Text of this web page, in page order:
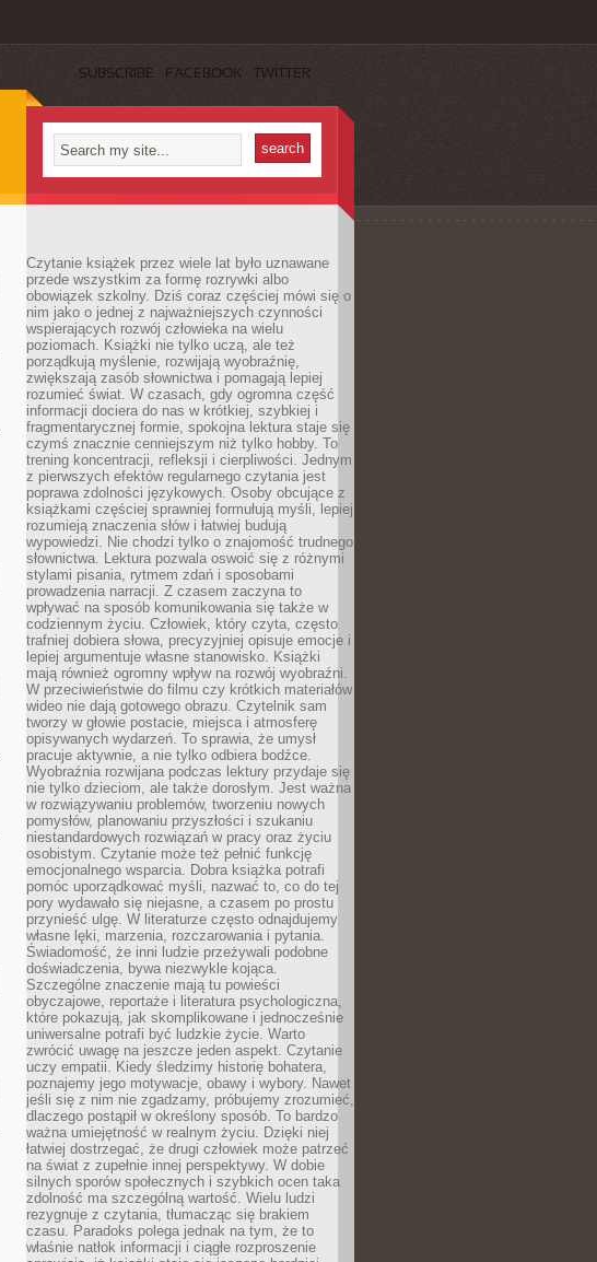
SUBSCRIBE FACEBOOK TWITTER
Czytanie książek przez wiele lat było uznawane
przede wszystkim za formę rozrywki albo
obowiązek szkolny. Dziś coraz częściej mówi się o
nim jako o jednej z najważniejszych czynności
wspierających rozwój człowieka na wielu
poziomach. Książki nie tylko uczą, ale też
porządkują myślenie, rozwijają wyobraźnię,
zwiększają zasób słownictwa i pomagają lepiej
rozumieć świat. W czasach, gdy ogromna część
informacji dociera do nas w krótkiej, szybkiej i
fragmentarycznej formie, spokojna lektura staje się
czymś znacznie cenniejszym niż tylko hobby. To
trening koncentracji, refleksji i cierpliwości. Jednym
z pierwszych efektów regularnego czytania jest
poprawa zdolności językowych. Osoby obcujące z
książkami częściej sprawniej formułują myśli, lepiej
rozumieją znaczenia słów i łatwiej budują
wypowiedzi. Nie chodzi tylko o znajomość trudnego
słownictwa. Lektura pozwala oswoić się z różnymi
stylami pisania, rytmem zdań i sposobami
prowadzenia narracji. Z czasem zaczyna to
wpływać na sposób komunikowania się także w
codziennym życiu. Człowiek, który czyta, często
trafniej dobiera słowa, precyzyjniej opisuje emocje i
lepiej argumentuje własne stanowisko. Książki
mają również ogromny wpływ na rozwój wyobraźni.
W przeciwieństwie do filmu czy krótkich materiałów
wideo nie dają gotowego obrazu. Czytelnik sam
tworzy w głowie postacie, miejsca i atmosferę
opisywanych wydarzeń. To sprawia, że umysł
pracuje aktywnie, a nie tylko odbiera bodźce.
Wyobraźnia rozwijana podczas lektury przydaje się
nie tylko dzieciom, ale także dorosłym. Jest ważna
w rozwiązywaniu problemów, tworzeniu nowych
pomysłów, planowaniu przyszłości i szukaniu
niestandardowych rozwiązań w pracy oraz życiu
osobistym. Czytanie może też pełnić funkcję
emocjonalnego wsparcia. Dobra książka potrafi
pomóc uporządkować myśli, nazwać to, co do tej
pory wydawało się niejasne, a czasem po prostu
przynieść ulgę. W literaturze często odnajdujemy
własne lęki, marzenia, rozczarowania i pytania.
Świadomość, że inni ludzie przeżywali podobne
doświadczenia, bywa niezwykle kojąca.
Szczególne znaczenie mają tu powieści
obyczajowe, reportaże i literatura psychologiczna,
które pokazują, jak skomplikowane i jednocześnie
uniwersalne potrafi być ludzkie życie. Warto
zwrócić uwagę na jeszcze jeden aspekt. Czytanie
uczy empatii. Kiedy śledzimy historię bohatera,
poznajemy jego motywacje, obawy i wybory. Nawet
jeśli się z nim nie zgadzamy, próbujemy zrozumieć,
dlaczego postąpił w określony sposób. To bardzo
ważna umiejętność w realnym życiu. Dzięki niej
łatwiej dostrzegać, że drugi człowiek może patrzeć
na świat z zupełnie innej perspektywy. W dobie
silnych sporów społecznych i szybkich ocen taka
zdolność ma szczególną wartość. Wielu ludzi
rezygnuje z czytania, tłumacząc się brakiem
czasu. Paradoks polega jednak na tym, że to
właśnie natłok informacji i ciągłe rozproszenie